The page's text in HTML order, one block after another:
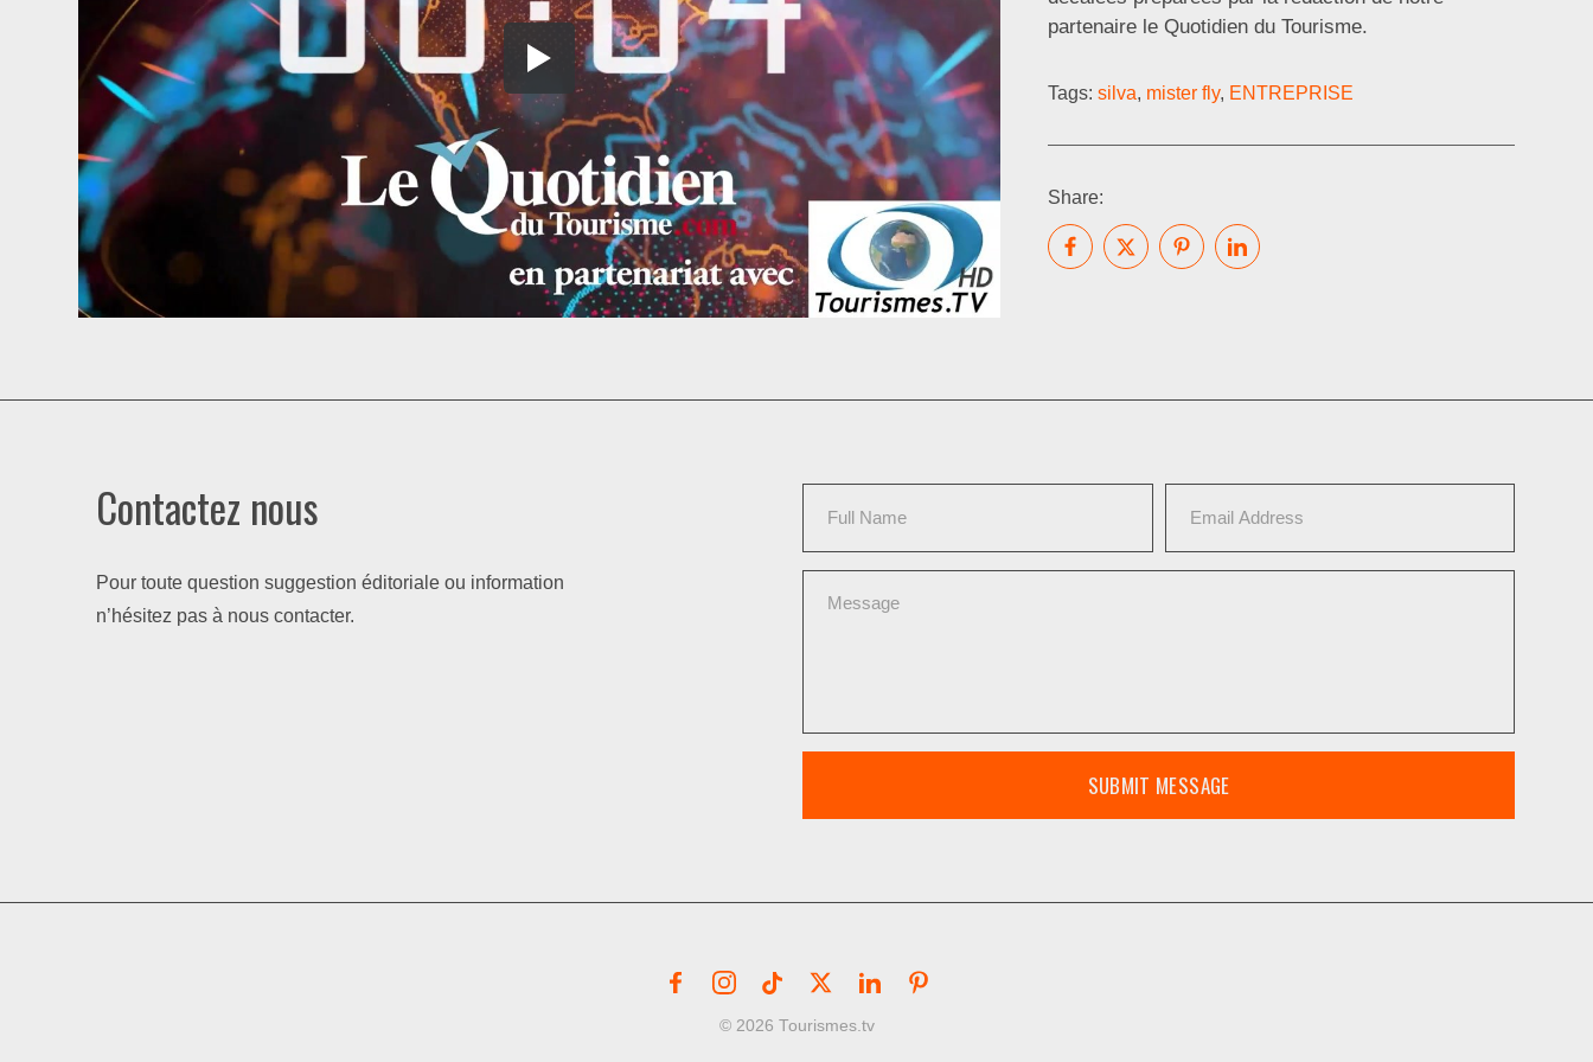
partenaire le Quotidien du Tourisme.
Tags:silva, mister fly, ENTREPRISE
Share:
Contactez nous
Pour toute question suggestion éditoriale ou information
n’hésitez pas à nous contacter.
SUBMIT MESSAGE
© 2026 Tourismes.tv